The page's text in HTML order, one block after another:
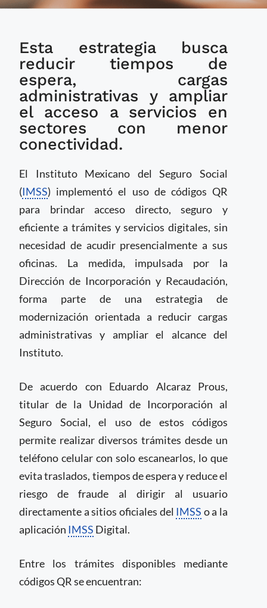
QR para facilitar
trámites digitales a
personas aseguradas y
patrones
Esta estrategia busca
reducir tiempos de
espera, cargas
administrativas y ampliar
el acceso a servicios en
sectores con menor
conectividad.
El Instituto Mexicano del Seguro Social
(IMSS) implementó el uso de códigos QR
para brindar acceso directo, seguro y
eficiente a trámites y servicios digitales, sin
necesidad de acudir presencialmente a sus
oficinas. La medida, impulsada por la
Dirección de Incorporación y Recaudación,
forma parte de una estrategia de
modernización orientada a reducir cargas
administrativas y ampliar el alcance del
Instituto.
De acuerdo con Eduardo Alcaraz Prous,
titular de la Unidad de Incorporación al
Seguro Social, el uso de estos códigos
permite realizar diversos trámites desde un
teléfono celular con solo escanearlos, lo que
evita traslados, tiempos de espera y reduce el
riesgo de fraude al dirigir al usuario
directamente a sitios oficiales del IMSS o a la
aplicación IMSS Digital.
Entre los trámites disponibles mediante
códigos QR se encuentran: